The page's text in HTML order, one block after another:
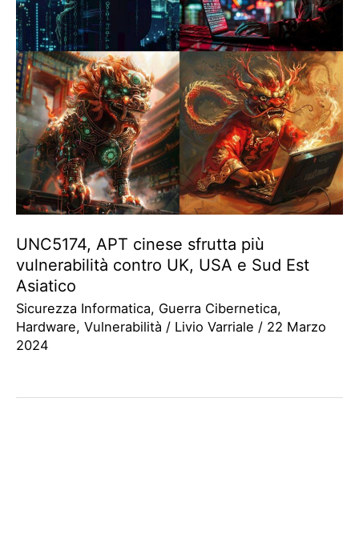
UNC5174, APT cinese sfrutta più
vulnerabilità contro UK, USA e Sud Est
Asiatico
Sicurezza Informatica, Guerra Cibernetica,
Hardware, Vulnerabilità / Livio Varriale / 22 Marzo
2024